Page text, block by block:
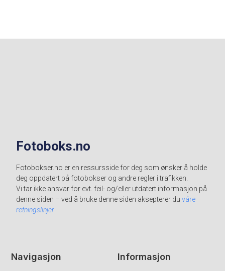
Fotoboks.no
Fotobokser.no er en ressursside for deg som ønsker å holde
deg oppdatert på fotobokser og andre regler i trafikken.
Vi tar ikke ansvar for evt. feil- og/eller utdatert informasjon på
denne siden – ved å bruke denne siden aksepterer duvåre
retningslinjer
Navigasjon Informasjon